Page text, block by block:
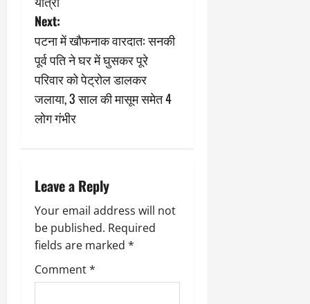
n
a
v
i
t
i
o
n
Next:
पटना में खौफनाक वारदात: सनकी
पूर्व पति ने घर में घुसकर पूरे
परिवार को पेट्रोल डालकर
जलाया, 3 साल की मासूम समेत 4
लोग गंभीर
Leave a Reply
Your email address will not
be published. Required
fields are marked *
Comment*